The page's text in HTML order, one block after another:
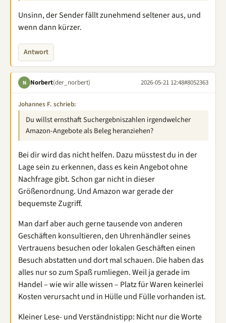
Unsinn, der Sender fällt zunehmend seltener aus, und
wenn dann kürzer.
Antwort
N Norbert(der_norbert) 2026-05-21 12:48#8052363
Johannes F. schrieb:
Du willst ernsthaft Suchergebniszahlen irgendwelcher
Amazon-Angebote als Beleg heranziehen?
Bei dir wird das nicht helfen. Dazu müsstest du in der
Lage sein zu erkennen, dass es kein Angebot ohne
Nachfrage gibt. Schon gar nicht in dieser
Größenordnung. Und Amazon war gerade der
bequemste Zugriff.
Man darf aber auch gerne tausende von anderen
Geschäften konsultieren, den Uhrenhändler seines
Vertrauens besuchen oder lokalen Geschäften einen
Besuch abstatten und dort mal schauen. Die haben das
alles nur so zum Spaß rumliegen. Weil ja gerade im
Handel – wie wir alle wissen – Platz für Waren keinerlei
Kosten verursacht und in Hülle und Fülle vorhanden ist.
Kleiner Lese- und Verständnistipp: Nicht nur die Worte